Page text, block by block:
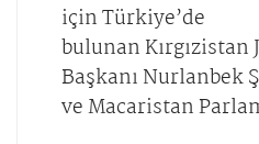
için Türkiye’de
bulunan Kırgızistan
Başkanı Nurlanbek
ve Macaristan